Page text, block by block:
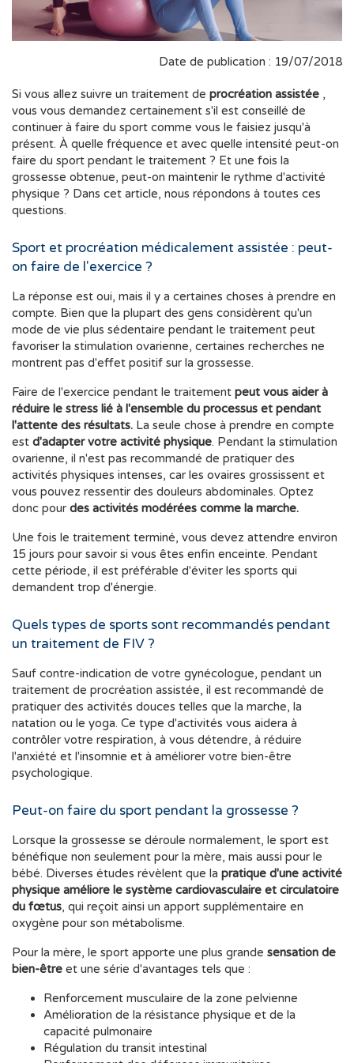
Date de publication : 19/07/2018
Si vous allez suivre un traitement de procréation assistée ,
vous vous demandez certainement s'il est conseillé de
continuer à faire du sport comme vous le faisiez jusqu'à
présent. À quelle fréquence et avec quelle intensité peut-on
faire du sport pendant le traitement ? Et une fois la
grossesse obtenue, peut-on maintenir le rythme d'activité
physique ? Dans cet article, nous répondons à toutes ces
questions.
Sport et procréation médicalement assistée : peut-
on faire de l'exercice ?
La réponse est oui, mais il y a certaines choses à prendre en
compte. Bien que la plupart des gens considèrent qu'un
mode de vie plus sédentaire pendant le traitement peut
favoriser la stimulation ovarienne, certaines recherches ne
montrent pas d'effet positif sur la grossesse.
Faire de l'exercice pendant le traitement peut vous aider à
réduire le stress lié à l'ensemble du processus et pendant
l'attente des résultats. La seule chose à prendre en compte
est d'adapter votre activité physique. Pendant la stimulation
ovarienne, il n'est pas recommandé de pratiquer des
activités physiques intenses, car les ovaires grossissent et
vous pouvez ressentir des douleurs abdominales. Optez
donc pour des activités modérées comme la marche.
Une fois le traitement terminé, vous devez attendre environ
15 jours pour savoir si vous êtes enfin enceinte. Pendant
cette période, il est préférable d'éviter les sports qui
demandent trop d'énergie.
Quels types de sports sont recommandés pendant
un traitement de FIV ?
Sauf contre-indication de votre gynécologue, pendant un
traitement de procréation assistée, il est recommandé de
pratiquer des activités douces telles que la marche, la
natation ou le yoga. Ce type d'activités vous aidera à
contrôler votre respiration, à vous détendre, à réduire
l'anxiété et l'insomnie et à améliorer votre bien-être
psychologique.
Peut-on faire du sport pendant la grossesse ?
Lorsque la grossesse se déroule normalement, le sport est
bénéfique non seulement pour la mère, mais aussi pour le
bébé. Diverses études révèlent que la pratique d'une activité
physique améliore le système cardiovasculaire et circulatoire
du fœtus, qui reçoit ainsi un apport supplémentaire en
oxygène pour son métabolisme.
Pour la mère, le sport apporte une plus grande sensation de
bien-être et une série d'avantages tels que :
Renforcement musculaire de la zone pelvienne
Amélioration de la résistance physique et de la
capacité pulmonaire
Régulation du transit intestinal